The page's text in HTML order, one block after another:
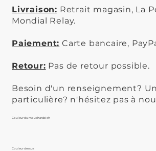
Livraison: Retrait magasin, La
Mondial Relay.
Paiement: Carte bancaire,
Retour: Pas de retour possible.
Besoin d'un renseignement?
particulière? n'hésitez pas à
Couleur du moucharabieh
Couleur dessus